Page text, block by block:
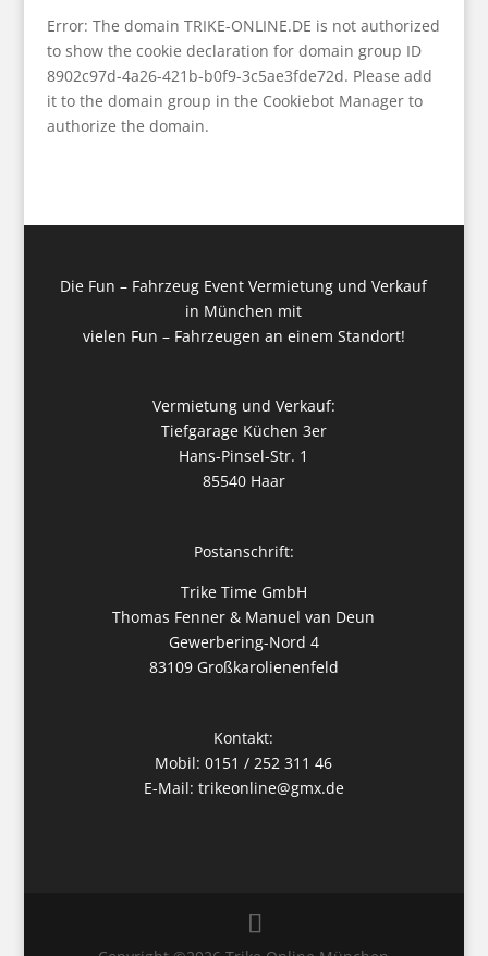
Error: The domain TRIKE-ONLINE.DE is not authorized
to show the cookie declaration for domain group ID
8902c97d-4a26-421b-b0f9-3c5ae3fde72d. Please add
it to the domain group in the Cookiebot Manager to
authorize the domain.
Die Fun – Fahrzeug Event Vermietung und Verkauf
in München mit
vielen Fun – Fahrzeugen an einem Standort!
Vermietung und Verkauf:
Tiefgarage Küchen 3er
Hans-Pinsel-Str. 1
85540 Haar
Postanschrift:
Trike Time GmbH
Thomas Fenner & Manuel van Deun
Gewerbering-Nord 4
83109 Großkarolienenfeld
Kontakt:
Mobil: 0151 / 252 311 46
E-Mail: trikeonline@gmx.de